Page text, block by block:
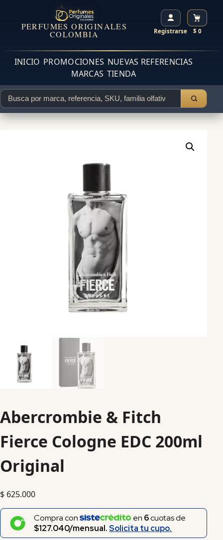
PERFUMES ORIGINALES
COLOMBIA Registrarse $ 0
INICIO PROMOCIONES NUEVAS REFERENCIAS
MARCAS TIENDA
Abercrombie & Fitch
Fierce Cologne EDC 200ml
Original
$ 625.000
Compra con en 6cuotas de
$127.040/mensual.Solicita tu cupo.